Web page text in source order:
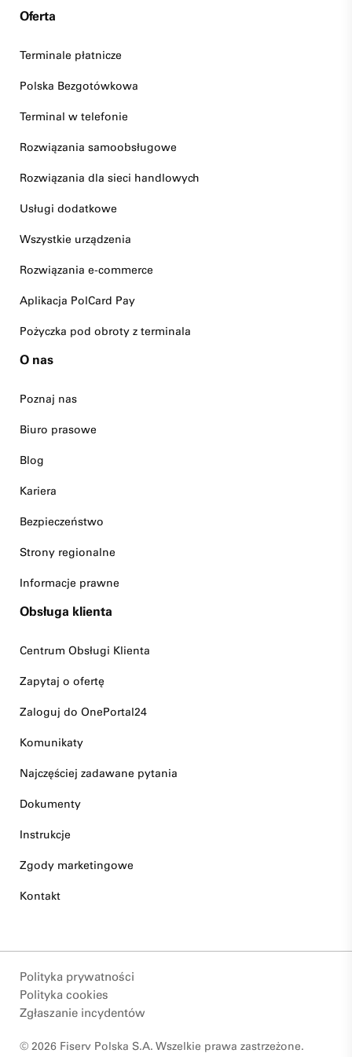
Oferta
Terminale płatnicze
Polska Bezgotówkowa
Terminal w telefonie
Rozwiązania samoobsługowe
Rozwiązania dla sieci handlowych
Usługi dodatkowe
Wszystkie urządzenia
Rozwiązania e-commerce
Aplikacja PolCard Pay
Pożyczka pod obroty z terminala
O nas
Poznaj nas
Biuro prasowe
Blog
Kariera
Bezpieczeństwo
Strony regionalne
Informacje prawne
Obsługa klienta
Centrum Obsługi Klienta
Zapytaj o ofertę
Zaloguj do OnePortal24
Komunikaty
Najczęściej zadawane pytania
Dokumenty
Instrukcje
Zgody marketingowe
Kontakt
Polityka prywatności
Polityka cookies
Zgłaszanie incydentów
© 2026 Fiserv Polska S.A. Wszelkie prawa zastrzeżone.